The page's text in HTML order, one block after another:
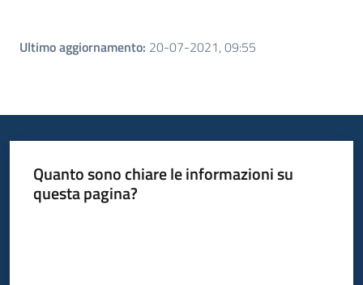
Ultimo aggiornamento: 20-07-2021, 09:55
Quanto sono chiare le informazioni su
questa pagina?